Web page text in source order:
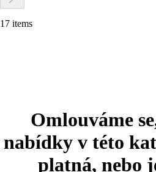
17 items
Omlouváme
nabídky v této
platná, nebo